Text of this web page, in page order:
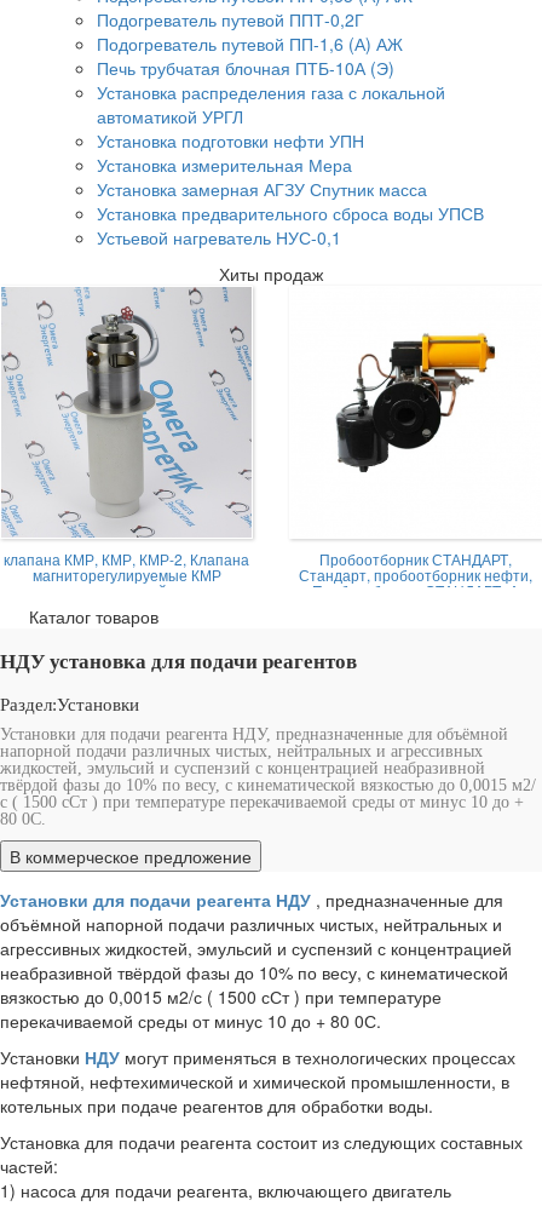
Подогреватель путевой ППТ-0,2Г
Подогреватель путевой ПП-1,6 (А) АЖ
Печь трубчатая блочная ПТБ-10А (Э)
Установка распределения газа с локальной
автоматикой УРГЛ
Установка подготовки нефти УПН
Установка измерительная Мера
Установка замерная АГЗУ Спутник масса
Установка предварительного сброса воды УПСВ
Устьевой нагреватель НУС-0,1
Хиты продаж
клапана КМР, КМР, КМР-2, Клапана
магниторегулируемые КМР
жидкостной
Пробоотборник СТАНДАРТ,
Стандарт, пробоотборник нефти,
Пробоотборник СТАНДАРТ -А
Каталог товаров
НДУ установка для подачи реагентов
Раздел:Установки
Установки для подачи реагента НДУ, предназначенные для объёмной
напорной подачи различных чистых, нейтральных и агрессивных
жидкостей, эмульсий и суспензий с концентрацией неабразивной
твёрдой фазы до 10% по весу, с кинематической вязкостью до 0,0015 м2/
с ( 1500 сСт ) при температуре перекачиваемой среды от минус 10 до +
80 0С.
В коммерческое предложение
Установки для подачи реагента НДУ , предназначенные для
объёмной напорной подачи различных чистых, нейтральных и
агрессивных жидкостей, эмульсий и суспензий с концентрацией
неабразивной твёрдой фазы до 10% по весу, с кинематической
вязкостью до 0,0015 м2/с ( 1500 сСт ) при температуре
перекачиваемой среды от минус 10 до + 80 0С.
Установки НДУ могут применяться в технологических процессах
нефтяной, нефтехимической и химической промышленности, в
котельных при подаче реагентов для обработки воды.
Установка для подачи реагента состоит из следующих составных
частей:
1) насоса для подачи реагента, включающего двигатель